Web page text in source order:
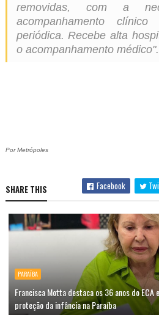
removidas, com a
acompanhamento
periódica. Recebe alta
o acompanhamento médico".
Por Metrópoles
SHARE THIS Facebook
PARAÍBA
Francisca Motta destaca os 36 anos do
proteção da infância na Paraíba